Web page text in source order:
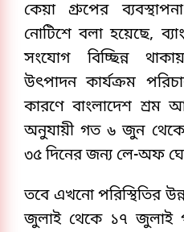
কেয়া গ্রুপের
নোটিশে বলা হয়েছে,
সংযোগ বিচ্ছিন্ন
উৎপাদন কার্যক্রম
কারণে বাংলাদেশ শ্রম
অনুযায়ী গত ৬ জুন থেকে
৩৫ দিনের জন্য লে-অফ
তবে এখনো পরিস্থিতির
জুলাই থেকে ১৭ জুলাই